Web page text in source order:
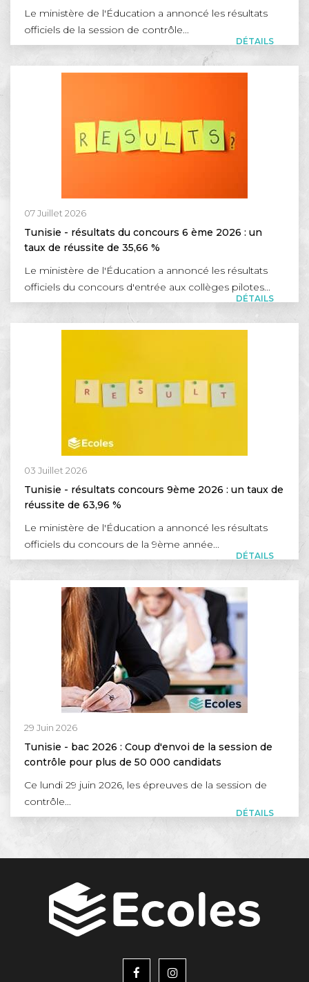
Le ministère de l'Éducation a annoncé les résultats
officiels de la session de contrôle...
DÉTAILS
07 Juillet 2026
Tunisie - résultats du concours 6 ème 2026 : un
taux de réussite de 35,66 %
Le ministère de l'Éducation a annoncé les résultats
officiels du concours d'entrée aux collèges pilotes...
DÉTAILS
03 Juillet 2026
Tunisie - résultats concours 9ème 2026 : un taux de
réussite de 63,96 %
Le ministère de l'Éducation a annoncé les résultats
officiels du concours de la 9ème année...
DÉTAILS
29 Juin 2026
Tunisie - bac 2026 : Coup d'envoi de la session de
contrôle pour plus de 50 000 candidats
Ce lundi 29 juin 2026, les épreuves de la session de
contrôle...
DÉTAILS